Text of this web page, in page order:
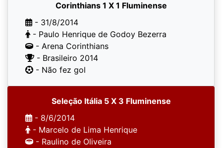
Corinthians 1 X 1 Fluminense
- 31/8/2014
- Paulo Henrique de Godoy Bezerra
- Arena Corinthians
- Brasileiro 2014
- Não fez gol
Seleção Itália 5 X 3 Fluminense
- 8/6/2014
- Marcelo de Lima Henrique
- Raulino de Oliveira